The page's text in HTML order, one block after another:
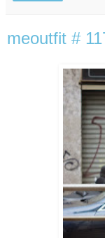
meoutfit #